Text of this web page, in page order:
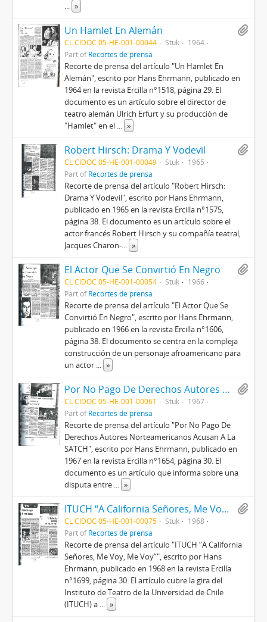
... »
Un Hamlet En Alemán
CL CIDOC 05-HE-001-00044 Stuk
1964
Part ofRecortes de prensa
Recorte de prensa del artículo "Un Hamlet En
Alemán", escrito por Hans Ehrmann, publicado en
1964 en la revista Ercilla n°1518, página 29. El
documento es un artículo sobre el director de
teatro alemán Ulrich Erfurt y su producción de
"Hamlet" en el ... »
Robert Hirsch: Drama Y Vodevil
CL CIDOC 05-HE-001-00049 Stuk
1965
Part ofRecortes de prensa
Recorte de prensa del artículo "Robert Hirsch:
Drama Y Vodevil", escrito por Hans Ehrmann,
publicado en 1965 en la revista Ercilla n°1575,
página 38. El documento es un artículo sobre el
actor francés Robert Hirsch y su compañía teatral,
Jacques Charon-... »
El Actor Que Se Convirtió En Negro
CL CIDOC 05-HE-001-00054 Stuk
1966
Part ofRecortes de prensa
Recorte de prensa del artículo "El Actor Que Se
Convirtió En Negro", escrito por Hans Ehrmann,
publicado en 1966 en la revista Ercilla n°1606,
página 38. El documento se centra en la compleja
construcción de un personaje afroamericano para
un actor ... »
Por No Pago De Derechos Autores Norteamericanos Acusan A La SATCH
CL CIDOC 05-HE-001-00061 Stuk
1967
Part ofRecortes de prensa
Recorte de prensa del artículo "Por No Pago De
Derechos Autores Norteamericanos Acusan A La
SATCH", escrito por Hans Ehrmann, publicado en
1967 en la revista Ercilla n°1654, página 30. El
documento es un artículo que informa sobre una
disputa entre ... »
ITUCH “A California Señores, Me Voy, Me Voy”
CL CIDOC 05-HE-001-00075 Stuk
1968
Part ofRecortes de prensa
Recorte de prensa del artículo "ITUCH “A California
Señores, Me Voy, Me Voy”", escrito por Hans
Ehrmann, publicado en 1968 en la revista Ercilla
n°1699, página 30. El artículo cubre la gira del
Instituto de Teatro de la Universidad de Chile
(ITUCH) a ... »